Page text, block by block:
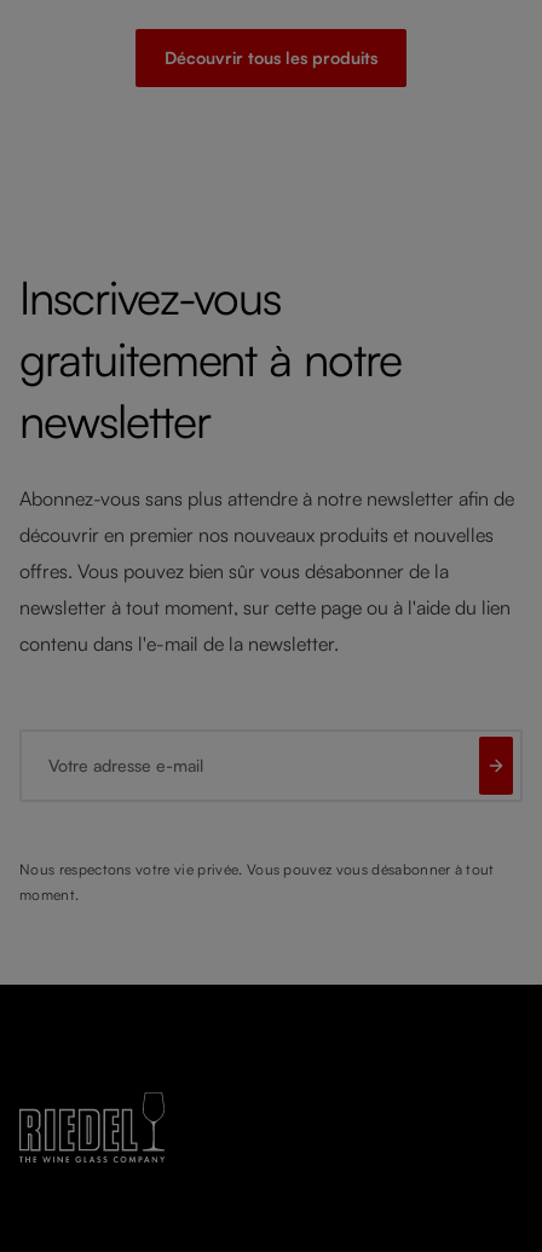
Découvrir tous les produits
Inscrivez-vous
gratuitement à notre
newsletter
Abonnez-vous sans plus attendre à notre newsletter afin de
découvrir en premier nos nouveaux produits et nouvelles
offres. Vous pouvez bien sûr vous désabonner de la
newsletter à tout moment, sur cette page ou à l'aide du lien
contenu dans l'e-mail de la newsletter.
Nous respectons votre vie privée. Vous pouvez vous désabonner à tout
moment.